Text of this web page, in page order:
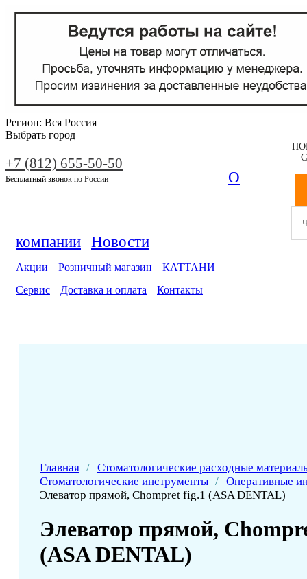
Регион: Вся Россия
Выбрать город
+7 (812) 655-50-50
Бесплатный звонок по России О
компании Новости
Акции Розничный магазин
КАТТАНИ
Сервис
Доставка и оплата Контакты
Главная / Стоматологические расходные
Стоматологические инструменты / Оперативные
Элеватор прямой, Chompret fig.1 (ASA DENTAL)
Элеватор прямой,
(ASA DENTAL)